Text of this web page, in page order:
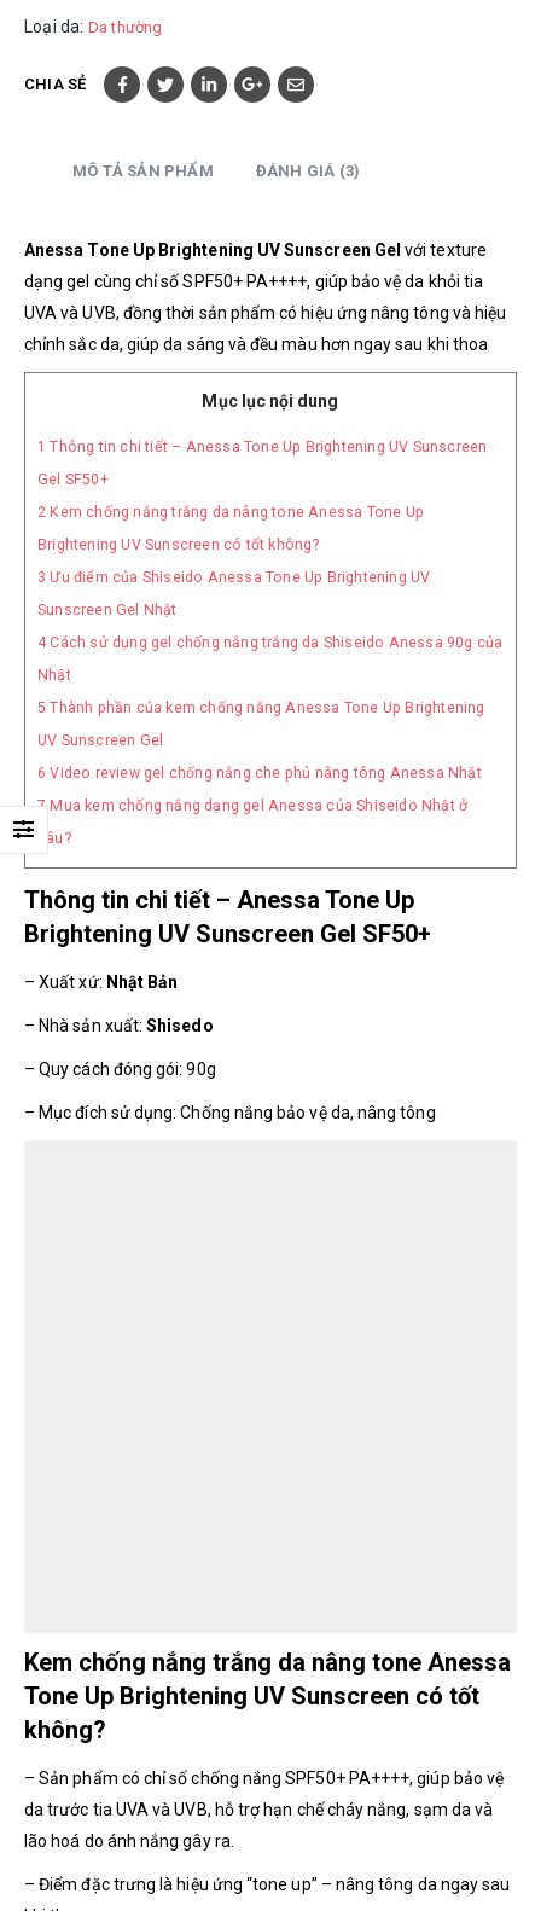
Loại da: Da thường
CHIA SẺ
MÔ TẢ SẢN PHẨM ĐÁNH GIÁ (3)
Anessa Tone Up Brightening UV Sunscreen Gelvới texture
dạng gel cùng chỉ số SPF50+ PA++++, giúp bảo vệ da khỏi tia
UVA và UVB, đồng thời sản phẩm có hiệu ứng nâng tông và hiệu
chỉnh sắc da, giúp da sáng và đều màu hơn ngay sau khi thoa
Mục lục nội dung
1 Thông tin chi tiết – Anessa Tone Up Brightening UV Sunscreen
Gel SF50+
2 Kem chống nắng trắng da nâng tone Anessa Tone Up
Brightening UV Sunscreen có tốt không?
3 Ưu điểm của Shiseido Anessa Tone Up Brightening UV
Sunscreen Gel Nhật
4Cách sử dụng gel chống nắng trắng da Shiseido Anessa 90g của
Nhật
5 Thành phần của kem chống nắng Anessa Tone Up Brightening
UV Sunscreen Gel
6 Video review gel chống nắng che phủ nâng tông Anessa Nhật
7 Mua kem chống nắng dạng gel Anessa của Shiseido Nhật ở
đâu?
Thông tin chi tiết – Anessa Tone Up
Brightening UV Sunscreen Gel SF50+
– Xuất xứ: Nhật Bản
– Nhà sản xuất:Shisedo
– Quy cách đóng gói: 90g
– Mục đích sử dụng: Chống nắng bảo vệ da, nâng tông
Kem chống nắng trắng da nâng tone Anessa
Tone Up Brightening UV Sunscreen có tốt
không?
– Sản phẩm có chỉ số chống nắng SPF50+ PA++++, giúp bảo vệ
da trước tia UVA và UVB, hỗ trợ hạn chế cháy nắng, sạm da và
lão hoá do ánh nắng gây ra.
– Điểm đặc trưng là hiệu ứng “tone up” – nâng tông da ngay sau